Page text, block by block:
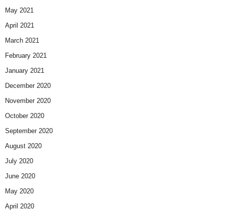
May 2021
April 2021
March 2021
February 2021
January 2021
December 2020
November 2020
October 2020
September 2020
August 2020
July 2020
June 2020
May 2020
April 2020